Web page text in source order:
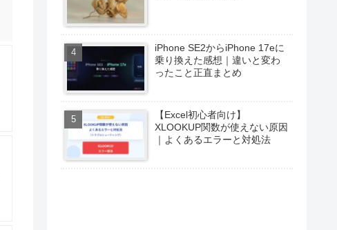
iPhone SE2からiPhone 17eに
乗り換えた感想｜違いと変わ
ったこと正直まとめ
【Excel初心者向け】
XLOOKUP関数が使えない原因
｜よくあるエラーと対処法